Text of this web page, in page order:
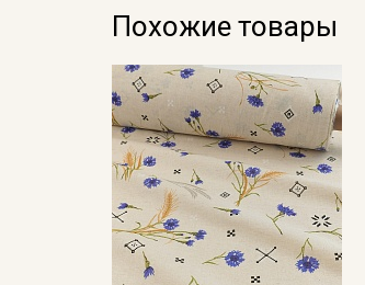
Похожие товары